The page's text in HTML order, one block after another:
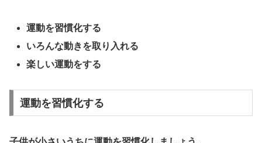
運動を習慣化する
いろんな動きを取り入れる
楽しい運動をする
運動を習慣化する